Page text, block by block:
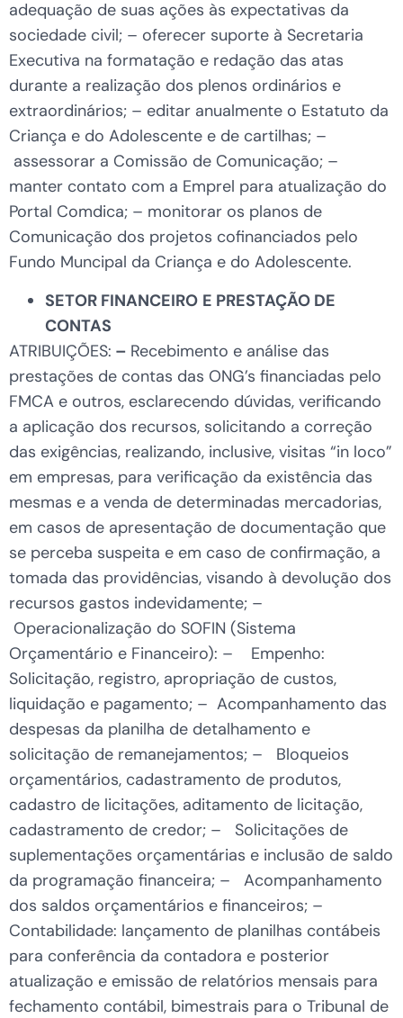
adequação de suas ações às expectativas da
sociedade civil; – oferecer suporte à Secretaria
Executiva na formatação e redação das atas
durante a realização dos plenos ordinários e
extraordinários; – editar anualmente o Estatuto da
Criança e do Adolescente e de cartilhas; –
assessorar a Comissão de Comunicação; –
manter contato com a Emprel para atualização do
Portal Comdica; – monitorar os planos de
Comunicação dos projetos cofinanciados pelo
Fundo Muncipal da Criança e do Adolescente.
SETOR FINANCEIRO E PRESTAÇÃO DE
CONTAS
ATRIBUIÇÕES: – Recebimento e análise das
prestações de contas das ONG’s financiadas pelo
FMCA e outros, esclarecendo dúvidas, verificando
a aplicação dos recursos, solicitando a correção
das exigências, realizando, inclusive, visitas “in loco”
em empresas, para verificação da existência das
mesmas e a venda de determinadas mercadorias,
em casos de apresentação de documentação que
se perceba suspeita e em caso de confirmação, a
tomada das providências, visando à devolução dos
recursos gastos indevidamente; –
Operacionalização do SOFIN (Sistema
Orçamentário e Financeiro): – Empenho:
Solicitação, registro, apropriação de custos,
liquidação e pagamento; – Acompanhamento das
despesas da planilha de detalhamento e
solicitação de remanejamentos; – Bloqueios
orçamentários, cadastramento de produtos,
cadastro de licitações, aditamento de licitação,
cadastramento de credor; – Solicitações de
suplementações orçamentárias e inclusão de saldo
da programação financeira; – Acompanhamento
dos saldos orçamentários e financeiros; –
Contabilidade: lançamento de planilhas contábeis
para conferência da contadora e posterior
atualização e emissão de relatórios mensais para
fechamento contábil, bimestrais para o Tribunal de